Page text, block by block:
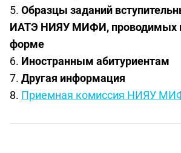
Образцы заданий
ИАТЭ НИЯУ МИФИ, проводимых
форме
Иностранным абитуриентам
Другая информация
Приемная комиссия НИЯУ